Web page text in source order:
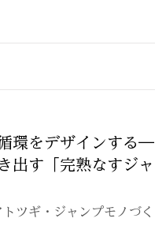
環をデザインする―
出す「完熟なすジャ
ツギ・ジャンプモノづく